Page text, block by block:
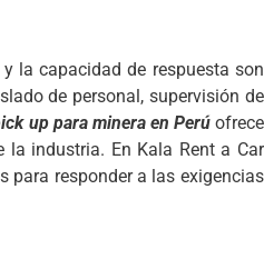
la capacidad de respuesta son
de personal, supervisión de
up para minera en Perúofrece
la industria. En Kala Rent a Car
para responder a las exigencias